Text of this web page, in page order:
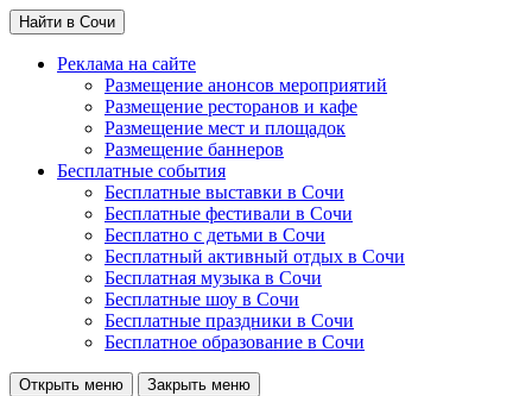
Найти в Сочи
Реклама на сайте
Размещение анонсов мероприятий
Размещение ресторанов и кафе
Размещение мест и площадок
Размещение баннеров
Бесплатные события
Бесплатные выставки в Сочи
Бесплатные фестивали в Сочи
Бесплатно с детьми в Сочи
Бесплатный активный отдых в Сочи
Бесплатная музыка в Сочи
Бесплатные шоу в Сочи
Бесплатные праздники в Сочи
Бесплатное образование в Сочи
Открыть меню Закрыть меню